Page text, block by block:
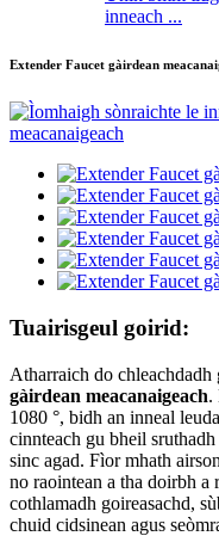
inneach ...
Extender Faucet gàirdean
Tuairisgeul goirid:
Atharraich do
gàirdean meacanaigeach.
1080 °, bidh an inneal
cinnteach gu bheil
sinc agad. Fìor mhath
no raointean a tha doirbh a
cothlamadh goireasachd,
chuid cidsinean agus